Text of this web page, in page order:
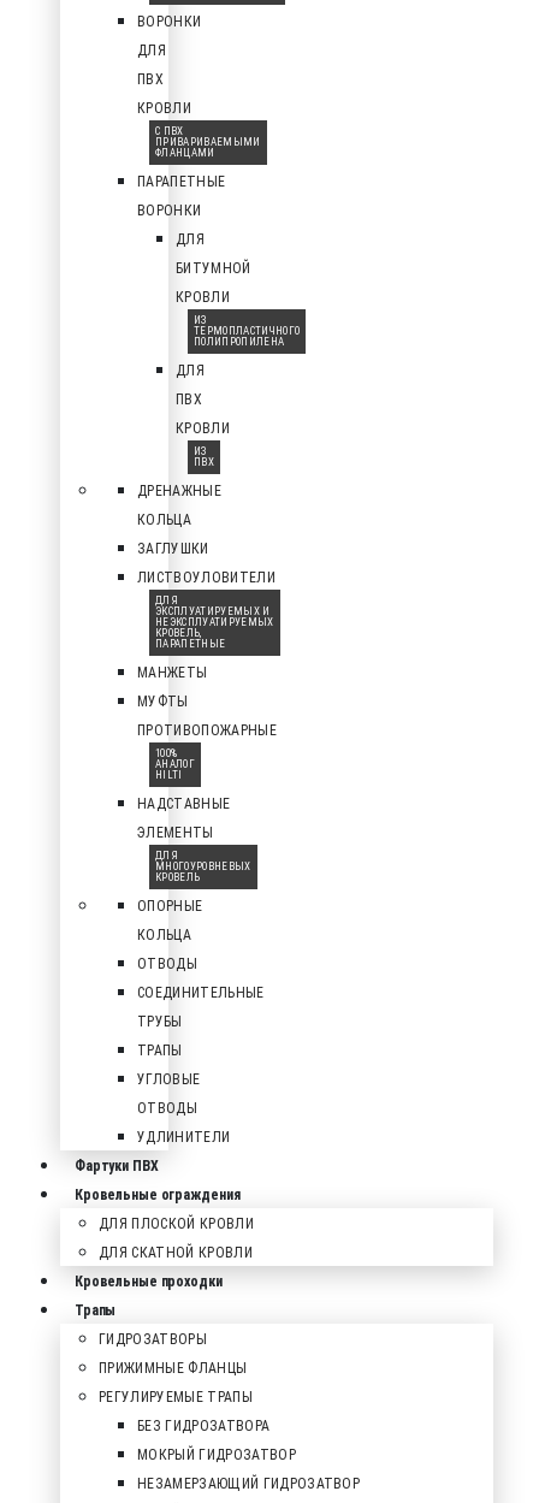
ВОРОНКИ
ДЛЯ
ПВХ
КРОВЛИ
С ПВХ
ПРИВАРИВАЕМЫМИ
ФЛАНЦАМИ
ПАРАПЕТНЫЕ
ВОРОНКИ
ДЛЯ
БИТУМНОЙ
КРОВЛИ
ИЗ
ТЕРМОПЛАСТИЧНОГО
ПОЛИПРОПИЛЕНА
ДЛЯ
ПВХ
КРОВЛИ
ИЗ
ПВХ
ДРЕНАЖНЫЕ
КОЛЬЦА
ЗАГЛУШКИ
ЛИСТВОУЛОВИТЕЛИ
ДЛЯ
ЭКСПЛУАТИРУЕМЫХ И
НЕЭКСПЛУАТИРУЕМЫХ
КРОВЕЛЬ,
ПАРАПЕТНЫЕ
МАНЖЕТЫ
МУФТЫ
ПРОТИВОПОЖАРНЫЕ
100%
АНАЛОГ
HILTI
НАДСТАВНЫЕ
ЭЛЕМЕНТЫ
ДЛЯ
МНОГОУРОВНЕВЫХ
КРОВЕЛЬ
ОПОРНЫЕ
КОЛЬЦА
ОТВОДЫ
СОЕДИНИТЕЛЬНЫЕ
ТРУБЫ
ТРАПЫ
УГЛОВЫЕ
ОТВОДЫ
УДЛИНИТЕЛИ
Фартуки ПВХ
Кровельные ограждения
ДЛЯ ПЛОСКОЙ КРОВЛИ
ДЛЯ СКАТНОЙ КРОВЛИ
Кровельные проходки
Трапы
ГИДРОЗАТВОРЫ
ПРИЖИМНЫЕ ФЛАНЦЫ
РЕГУЛИРУЕМЫЕ ТРАПЫ
БЕЗ ГИДРОЗАТВОРА
МОКРЫЙ ГИДРОЗАТВОР
НЕЗАМЕРЗАЮЩИЙ ГИДРОЗАТВОР